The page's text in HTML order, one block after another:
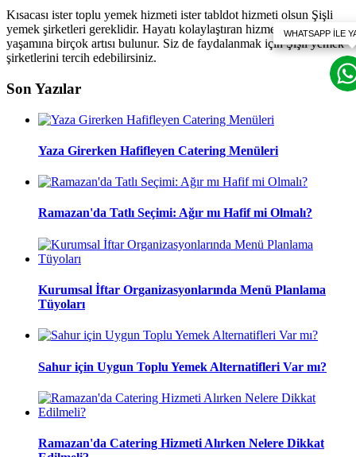
Kısacası ister toplu yemek hizmeti ister tabldot hizmeti olsun Şişli
yemek şirketleri gereklidir. Hayatı kolaylaştıran hizmetleri ile insan
yaşamına birçok artısı bulunur. Siz de faydalanmak için Şişli yemek
şirketlerini tercih edebilirsiniz.
Son Yazılar
Yaza Girerken Hafifleyen Catering Menüleri
Ramazan'da Tatlı Seçimi: Ağır mı Hafif mi Olmalı?
Kurumsal İftar Organizasyonlarında Menü Planlama
Tüyoları
Sahur için Uygun Toplu Yemek Alternatifleri Var mı?
Ramazan'da Catering Hizmeti Alırken Nelere Dikkat